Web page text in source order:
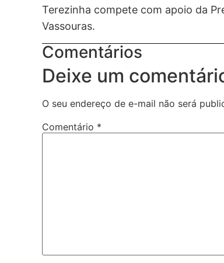
Terezinha compete com apoio da
Vassouras.
Comentários
Deixe um
O seu endereço de e-mail não será
Comentário *